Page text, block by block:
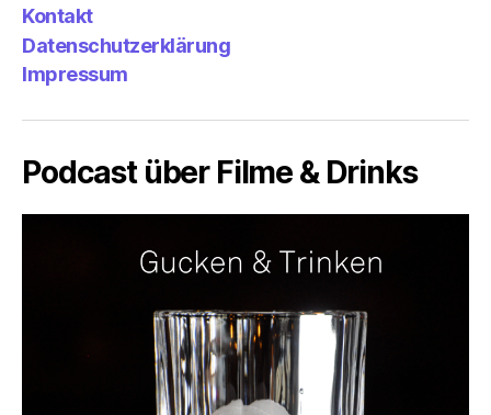
Kontakt
Datenschutzerklärung
Impressum
Podcast über Filme & Drinks